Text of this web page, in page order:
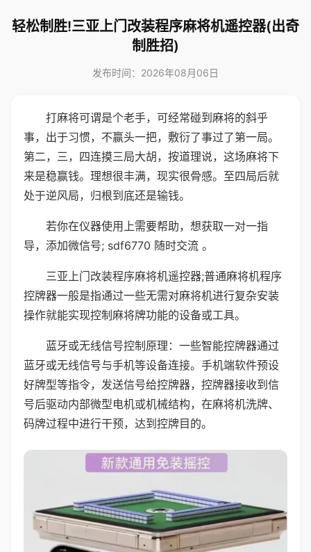
轻松制胜!三亚上门改装程序麻将机遥控器(出奇
制胜招)
发布时间：2026年08月06日
打麻将可谓是个老手，可经常碰到麻将的斜乎
事，出于习惯，不赢头一把，敷衍了事过了第一局。
第二，三，四连摸三局大胡，按道理说，这场麻将下
来是稳赢钱。理想很丰满，现实很骨感。至四局后就
处于逆风局，归根到底还是输钱。
若你在仪器使用上需要帮助，想获取一对一指
导，添加微信号; sdf6770 随时交流 。
三亚上门改装程序麻将机遥控器;普通麻将机程序
控牌器一般是指通过一些无需对麻将机进行复杂安装
操作就能实现控制麻将牌功能的设备或工具。
蓝牙或无线信号控制原理：一些智能控牌器通过
蓝牙或无线信号与手机等设备连接。手机端软件预设
好牌型等指令，发送信号给控牌器，控牌器接收到信
号后驱动内部微型电机或机械结构，在麻将机洗牌、
码牌过程中进行干预，达到控牌目的。